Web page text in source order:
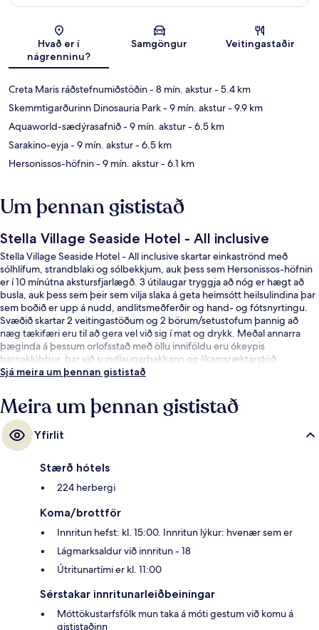
Kort
Hvað er í
nágrenninu?
Samgöngur Veitingastaðir
Creta Maris ráðstefnumiðstöðin- 8 mín. akstur- 5.4 km
Skemmtigarðurinn Dinosauria Park- 9 mín. akstur- 9.9 km
Aquaworld-sædýrasafnið- 9 mín. akstur- 6.5 km
Sarakino-eyja- 9 mín. akstur- 6.5 km
Hersonissos-höfnin- 9 mín. akstur- 6.1 km
Um þennan gististað
Stella Village Seaside Hotel - All inclusive
Stella Village Seaside Hotel - All inclusive skartar einkaströnd með
sólhlífum, strandblaki og sólbekkjum, auk þess sem Hersonissos-höfnin
er í 10 mínútna akstursfjarlægð. 3 útilaugar tryggja að nóg er hægt að
busla, auk þess sem þeir sem vilja slaka á geta heimsótt heilsulindina þar
sem boðið er upp á nudd, andlitsmeðferðir og hand- og fótsnyrtingu.
Svæðið skartar 2 veitingastöðum og 2 börum/setustofum þannig að
næg tækifæri eru til að gera vel við sig í mat og drykk. Meðal annarra
þæginda á þessum orlofsstað með öllu inniföldu eru ókeypis
barnaklúbbur, bar við sundlaugarbakkann og líkamsræktarstöð.
Sjá meira um þennan gististað
Meira um þennan gististað
Yfirlit
Stærð hótels
224 herbergi
Koma/brottför
Innritun hefst: kl. 15:00. Innritun lýkur: hvenær sem er
Lágmarksaldur við innritun - 18
Útritunartími er kl. 11:00
Sérstakar innritunarleiðbeiningar
Móttökustarfsfólk mun taka á móti gestum við komu á
gististaðinn